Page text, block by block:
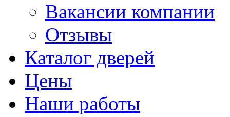
Вакансии компании
Отзывы
Каталог дверей
Цены
Наши работы